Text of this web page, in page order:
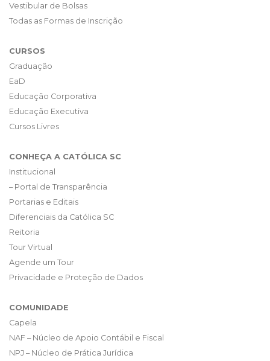
Vestibular de Bolsas
Todas as Formas de Inscrição
CURSOS
Graduação
EaD
Educação Corporativa
Educação Executiva
Cursos Livres
CONHEÇA A CATÓLICA SC
Institucional
– Portal de Transparência
Portarias e Editais
Diferenciais da Católica SC
Reitoria
Tour Virtual
Agende um Tour
Privacidade e Proteção de Dados
COMUNIDADE
Capela
NAF – Núcleo de Apoio Contábil e Fiscal
NPJ – Núcleo de Prática Jurídica